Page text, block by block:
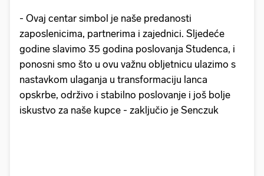
- Ovaj centar simbol je naše predanosti
zaposlenicima, partnerima i zajednici. Sljedeće
godine slavimo 35 godina poslovanja Studenca, i
ponosni smo što u ovu važnu obljetnicu ulazimo s
nastavkom ulaganja u transformaciju lanca
opskrbe, održivo i stabilno poslovanje i još bolje
iskustvo za naše kupce - zaključio je Senczuk